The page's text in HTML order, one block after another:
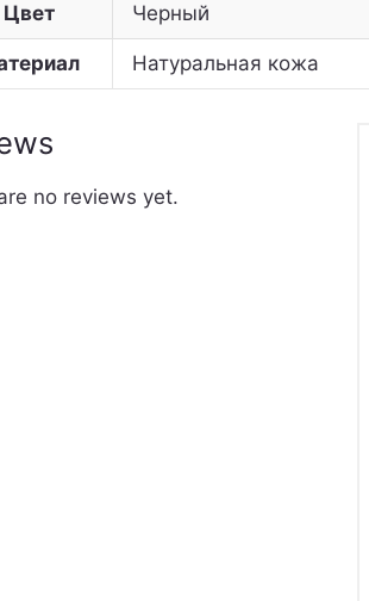
Цвет Черный
Натуральная кожа
no reviews yet.